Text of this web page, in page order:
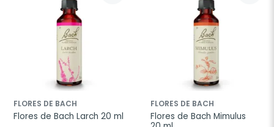
FLORES DE BACH
Flores de Bach Larch 20 ml
FLORES DE BACH
Flores de Bach Mimulus